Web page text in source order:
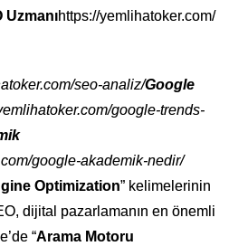
Uzmanıhttps://yemlihatoker.com/
seo-analiz/Google
google-trends-
google-akademik-nedir/
Optimization” kelimelerinin
dijital pazarlamanın en önemli
“Arama Motoru